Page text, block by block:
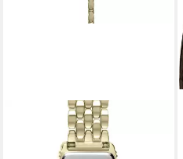
MICHEL HERBELIN
Quarzuhr Michel Herbelin Art
Decó 17438BP1N22